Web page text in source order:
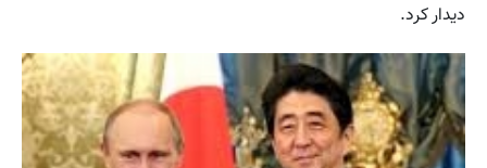
دیدار کرد.